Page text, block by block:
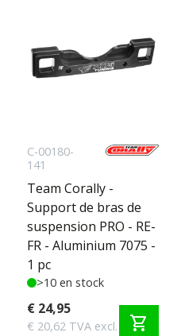
C-00180-
141
Team Corally -
Support de bras de
suspension PRO - RE-
FR - Aluminium 7075 -
1 pc
>10 en stock
€ 24,95
€ 20,62 TVA excl. shopping_cart